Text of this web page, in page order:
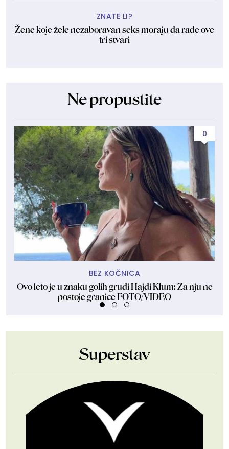
ZNATE LI?
Žene koje žele nezaboravan seks moraju da rade ove
tri stvari
Ne propustite
0
BEZ KOČNICA
Ovo leto je u znaku golih grudi Hajdi Klum: Za nju ne
postoje granice FOTO/VIDEO
Superstav